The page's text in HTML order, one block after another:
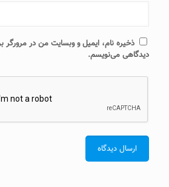
ذخیره نام، ایمیل و وبسایت من در مرورگر
دیدگاهی می‌نویسم.